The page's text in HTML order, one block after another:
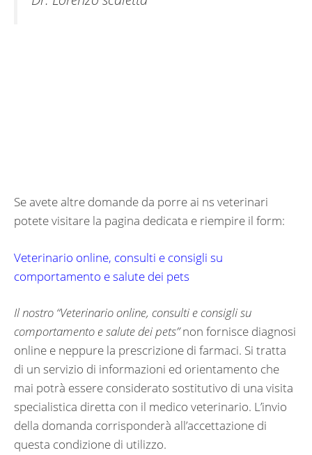
Se avete altre domande da porre ai ns veterinari
potete visitare la pagina dedicata e riempire il form:
Veterinario online, consulti e consigli su
comportamento e salute dei pets
Il nostro “Veterinario online, consulti e consigli su
comportamento e salute dei pets”non fornisce diagnosi
online e neppure la prescrizione di farmaci. Si tratta
di un servizio di informazioni ed orientamento che
mai potrà essere considerato sostitutivo di una visita
specialistica diretta con il medico veterinario. L’invio
della domanda corrisponderà all’accettazione di
questa condizione di utilizzo.